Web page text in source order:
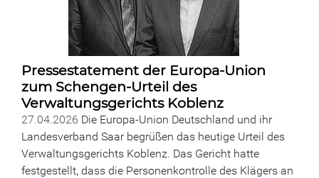
Pressestatement der Europa-Union
zum Schengen-Urteil des
Verwaltungsgerichts Koblenz
27.04.2026 Die Europa-Union Deutschland und ihr
Landesverband Saar begrüßen das heutige Urteil des
Verwaltungsgerichts Koblenz. Das Gericht hatte
festgestellt, dass die Personenkontrolle des Klägers an